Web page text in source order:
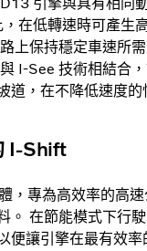
在低轉速時可產生
上保持穩定車速所
I-See 技術相結合
道，在不降低速度的
I-Shift
，專為高效率的高
。 在節能模式下行
便讓引擎在最有效率